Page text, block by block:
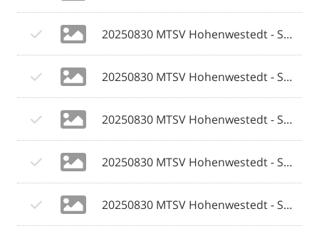
20250830 MTSV Hohenwestedt - SV Eichede © 2025 Olaf Wegerich_030.jpg
20250830 MTSV Hohenwestedt - SV Eichede © 2025 Olaf Wegerich_031.jpg
20250830 MTSV Hohenwestedt - SV Eichede © 2025 Olaf Wegerich_032.jpg
20250830 MTSV Hohenwestedt - SV Eichede © 2025 Olaf Wegerich_033.jpg
20250830 MTSV Hohenwestedt - SV Eichede © 2025 Olaf Wegerich_034.jpg